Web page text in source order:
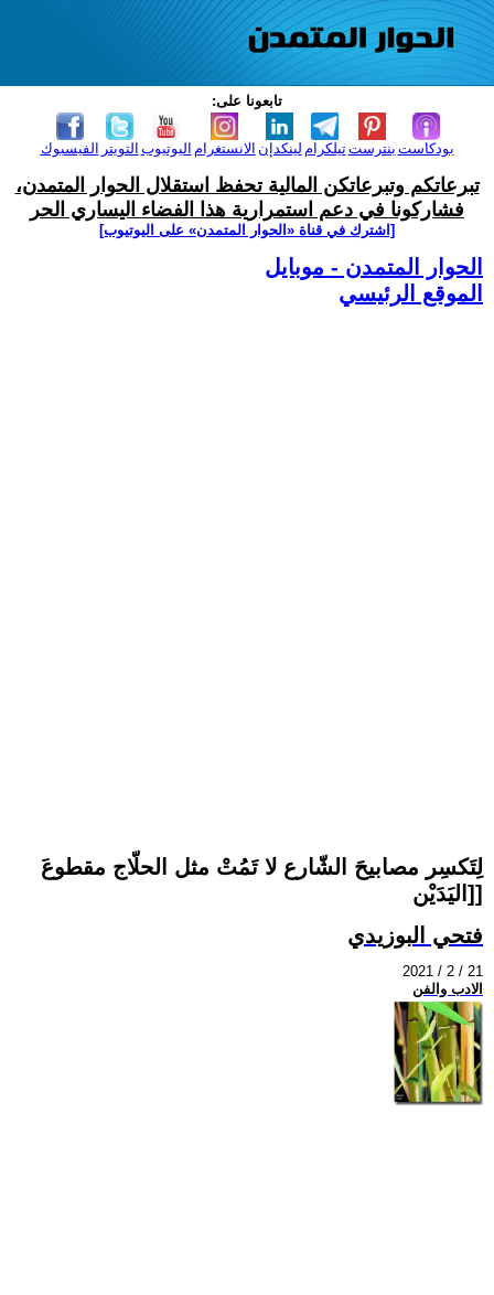
تابعونا على:
الفيسبوك التويتر اليوتيوب الانستغرام لينكدإن تيلكرامبنترست بودكاست
تبرعاتكم وتبرعاتكن المالية تحفظ استقلال الحوار المتمدن،
فشاركونا في دعم استمرارية هذا الفضاء اليساري الحر
[اشترك في قناة ‫«الحوار المتمدن» على اليوتيوب]
الحوار المتمدن - موبايل
الموقع الرئيسي
لِتَكسِر مصابيحَ الشّارع لا تَمُتْ مثل الحلّاج مقطوعَ
اليَدَيْن]]
فتحي البوزيدي
2021 / 2 / 21
الادب والفن